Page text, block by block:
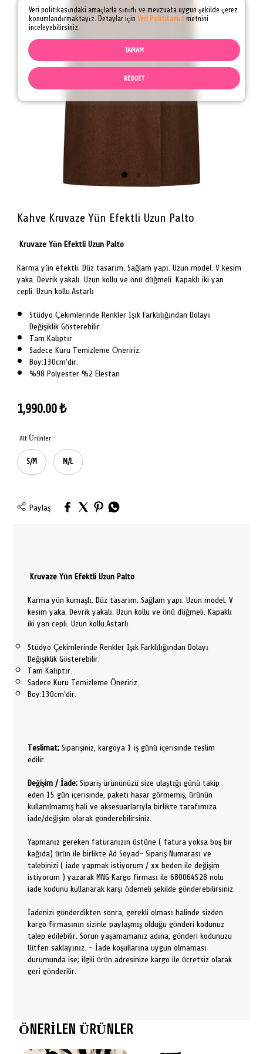
Kahve Kruvaze Yün Efektli Uzun Palto
Kruvaze Yün Efektli Uzun Palto
Karma yün efektli. Düz tasarım. Sağlam yapı. Uzun model. V kesim
yaka. Devrik yakalı. Uzun kollu ve önü düğmeli. Kapaklı iki yan
cepli. Uzun kollu.Astarlı
Stüdyo Çekimlerinde Renkler Işık Farklılığından Dolayı
Değişiklik Gösterebilir.
Tam Kalıptır.
Sadece Kuru Temizleme Öneririz.
Boy:130cm'dir.
%98 Polyester %2 Elestan
1,990.00₺
Alt Ürünler
S/M M/L
Paylaş
Kruvaze Yün Efektli Uzun Palto
Karma yün kumaşlı. Düz tasarım. Sağlam yapı. Uzun model. V
kesim yaka. Devrik yakalı. Uzun kollu ve önü düğmeli. Kapaklı
iki yan cepli. Uzun kollu.Astarlı
Stüdyo Çekimlerinde Renkler Işık Farklılığından Dolayı
Değişiklik Gösterebilir.
Tam Kalıptır.
Sadece Kuru Temizleme Öneririz.
Boy:130cm'dir.
Teslimat;Siparişiniz, kargoya 1 iş günü içerisinde teslim
edilir.
Değişim / İade;Sipariş ürününüzü size ulaştığı günü takip
eden 15 gün içerisinde, paketi hasar görmemiş, ürünün
kullanılmamış hali ve aksesuarlarıyla birlikte tarafımıza
iade/değişim olarak gönderebilirsiniz.
Yapmanız gereken faturanızın üstüne ( fatura yoksa boş bir
kağıda) ürün ile birlikte Ad Soyad- Sipariş Numarası ve
talebinizi ( iade yapmak istiyorum / xx beden ile değişim
istiyorum ) yazarak MNG Kargo firması ile 680064528 nolu
iade kodunu kullanarak karşı ödemeli şekilde gönderebilirsiniz.
İadenizi gönderdikten sonra, gerekli olması halinde sizden
kargo firmasının sizinle paylaşmış olduğu gönderi kodunuz
talep edilebilir. Sorun yaşamamanız adına, gönderi kodunuzu
lütfen saklayınız. - İade koşullarına uygun olmaması
durumunda ise; ilgili ürün adresinize kargo ile ücretsiz olarak
geri gönderilir.
ÖNERİLEN ÜRÜNLER
Veri politikasındaki amaçlarla sınırlı ve mevzuata uygun şekilde çerez
konumlandırmaktayız. Detaylar içinVeri Politikamızmetnini
inceleyebilirsiniz.
TAMAM
REDDET